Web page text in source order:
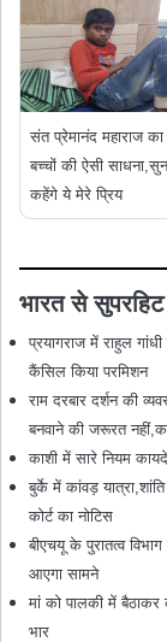
संत प्रेमानंद महाराज
बच्चों की ऐसी
कहेंगे ये मेरे प्रिय
भारत से सुपरहिट
प्रयागराज में राहुल
कैंसिल किया परमिशन
राम दरबार दर्शन की
बनवाने की जरूरत
काशी में सारे नियम
बुर्के में कांवड़
कोर्ट का नोटिस
बीएचयू के पुरातत्व
आएगा सामने
मां को पालकी में बैठाकर
भार